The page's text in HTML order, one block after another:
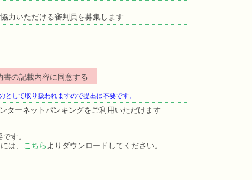
力いただける審判員を募集します
書の記載内容に同意する
して取り扱われますので提出は不要です。
ターネットバンキングをご利用いただけます
す。
は、 こちら よりダウンロードしてください。